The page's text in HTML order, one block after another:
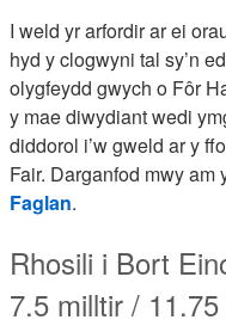
I weld yr arfordir ar ei
hyd y clogwyni tal sy’n
olygfeydd gwych o Fôr
y mae diwydiant wedi
diddorol i’w gweld ar y
Fair. Darganfod mwy am
Faglan.
Rhosili i Bort
7.5 milltir /